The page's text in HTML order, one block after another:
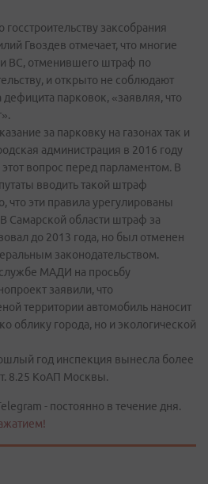
заксобрания
Гвоздев отмечает, что многие
ВС, отменившего штраф по
и открыто не соблюдают
парковок, «заявляя, что
за парковку на газонах так и
администрация в 2016 году
вопрос перед парламентом. В
вводить такой штраф
что эти правила урегулированы
области штраф за
до 2013 года, но был отменен
законодательством.
службе МАДИ на просьбу
заявили, что
территории автомобиль наносит
облику города, но и экологической
год инспекция вынесла более
8.25 КоАП Москвы.
- постоянно в течение дня.